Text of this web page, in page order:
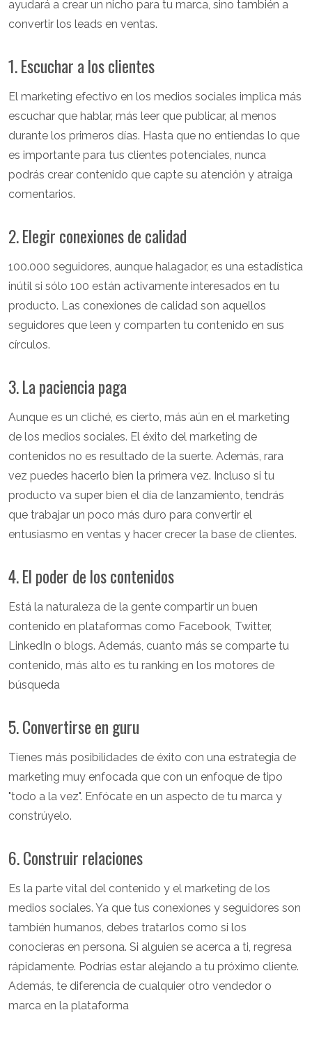
ayudará a crear un nicho para tu marca, sino también a
convertir los leads en ventas.
1. Escuchar a los clientes
El marketing efectivo en los medios sociales implica más
escuchar que hablar, más leer que publicar, al menos
durante los primeros días. Hasta que no entiendas lo que
es importante para tus clientes potenciales, nunca
podrás crear contenido que capte su atención y atraiga
comentarios.
2. Elegir conexiones de calidad
100.000 seguidores, aunque halagador, es una estadística
inútil si sólo 100 están activamente interesados en tu
producto. Las conexiones de calidad son aquellos
seguidores que leen y comparten tu contenido en sus
círculos.
3. La paciencia paga
Aunque es un cliché, es cierto, más aún en el marketing
de los medios sociales. El éxito del marketing de
contenidos no es resultado de la suerte. Además, rara
vez puedes hacerlo bien la primera vez. Incluso si tu
producto va super bien el día de lanzamiento, tendrás
que trabajar un poco más duro para convertir el
entusiasmo en ventas y hacer crecer la base de clientes.
4. El poder de los contenidos
Está la naturaleza de la gente compartir un buen
contenido en plataformas como Facebook, Twitter,
LinkedIn o blogs. Además, cuanto más se comparte tu
contenido, más alto es tu ranking en los motores de
búsqueda
5. Convertirse en guru
Tienes más posibilidades de éxito con una estrategia de
marketing muy enfocada que con un enfoque de tipo
"todo a la vez". Enfócate en un aspecto de tu marca y
constrúyelo.
6. Construir relaciones
Es la parte vital del contenido y el marketing de los
medios sociales. Ya que tus conexiones y seguidores son
también humanos, debes tratarlos como si los
conocieras en persona. Si alguien se acerca a ti, regresa
rápidamente. Podrías estar alejando a tu próximo cliente.
Además, te diferencia de cualquier otro vendedor o
marca en la plataforma